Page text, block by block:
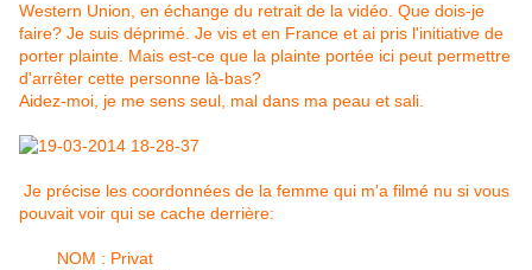
Western Union, en échange du retrait de la vidéo. Que dois-je
faire? Je suis déprimé. Je vis et en France et ai pris l'initiative de
porter plainte. Mais est-ce que la plainte portée ici peut permettre
d'arrêter cette personne là-bas?
Aidez-moi, je me sens seul, mal dans ma peau et sali.
Je précise les coordonnées de la femme qui m'a filmé nu si vous
pouvait voir qui se cache derrière:
NOM : Privat